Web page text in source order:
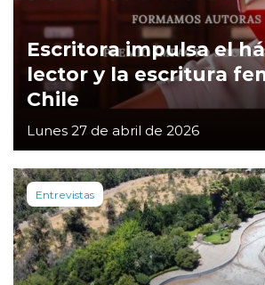
Escritora impulsa el
lector y la escritura
Chile
Lunes 27 de abril de 2026
Entrevistas